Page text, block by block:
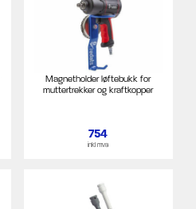
Magnetholder løftebukk for
muttertrekker og kraftkopper
754
inkl mva